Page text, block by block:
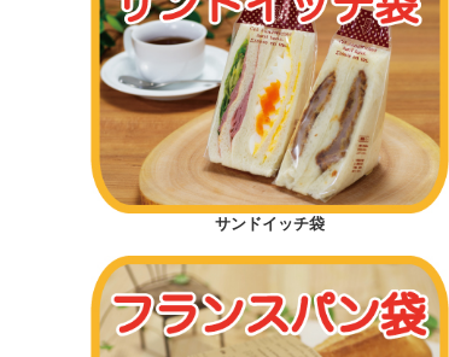
サンドイッチ袋